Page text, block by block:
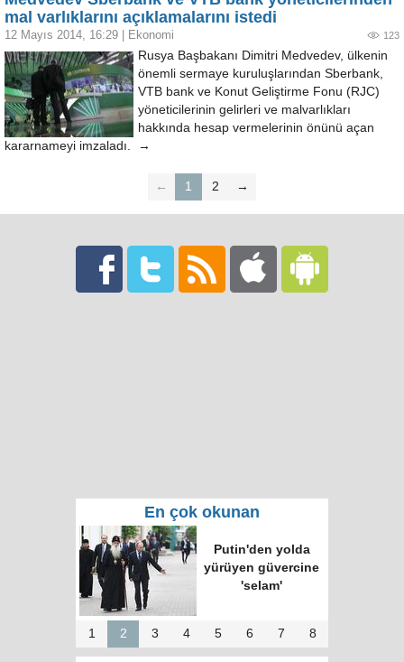
mal varlıklarını açıklamalarını istedi
12 Mayıs 2014, 16:29 Ekonomi 123
Rusya Başbakanı Dimitri Medvedev, ülkenin
önemli sermaye kuruluşlarından Sberbank,
VTB bank ve Konut Geliştirme Fonu (RJC)
yöneticilerinin gelirleri ve malvarlıkları
hakkında hesap vermelerinin önünü açan
kararnameyi imzaladı. →
← 1 2 →
En çok okunan
Putin'den yolda
yürüyen güvercine
'selam'
1 2 3 4 5 6 7 8